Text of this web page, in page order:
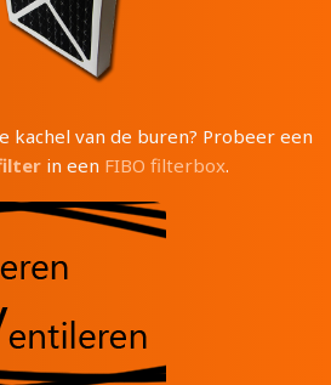
kachel van de buren? Probeer een
in een FIBO filterbox.